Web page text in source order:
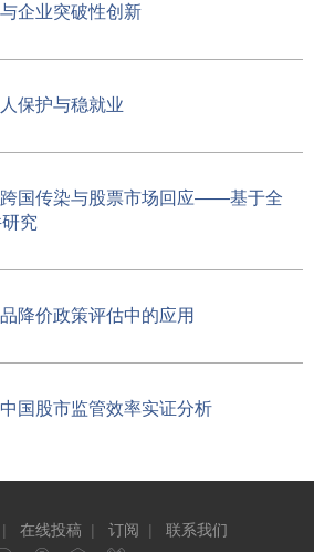
企业突破性创新
保护与稳就业
跨国传染与股票市场回应——基于全
究
降价政策评估中的应用
国股市监管效率实证分析
| 在线投稿 | 订阅 | 联系我们